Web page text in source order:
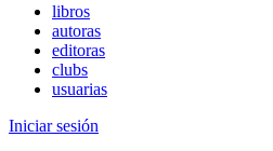
libros
autoras
editoras
clubs
usuarias
Iniciar sesión